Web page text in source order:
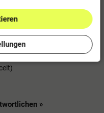
»